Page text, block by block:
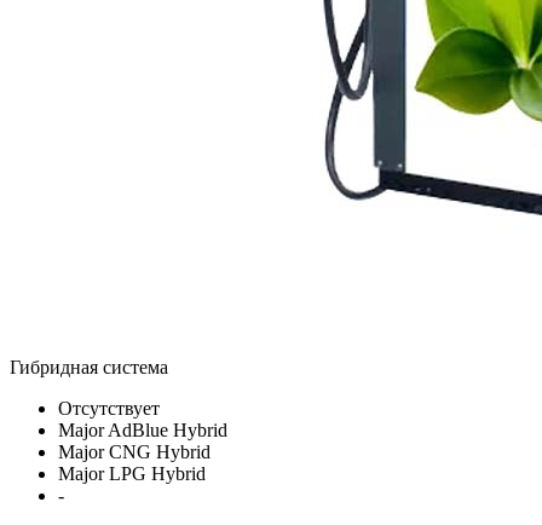
Гибридная система
Отсутствует
Major AdBlue Hybrid
Major CNG Hybrid
Major LPG Hybrid
-